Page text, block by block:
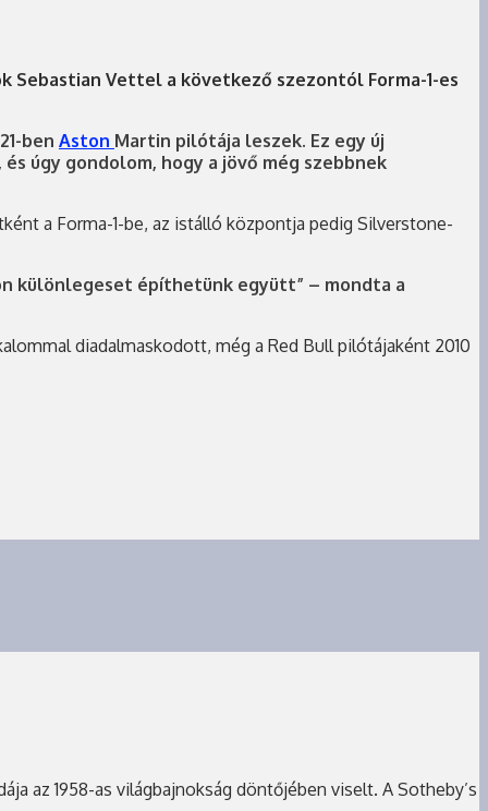
Vettel a következő szezontól Forma-1-es
ben Aston Martin pilótája leszek. Ez egy új
úgy gondolom, hogy a jövő még szebbnek
a Forma-1-be, az istálló központja pedig Silverstone-
különlegeset építhetünk együtt” – mondta a
diadalmaskodott, még a Red Bull pilótájaként 2010
az 1958-as világbajnokság döntőjében viselt. A Sotheby’s